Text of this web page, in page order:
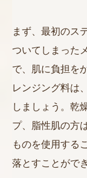
まず、最初のス
ついてしまった
で、肌に負担を
レンジング料は
しましょう。乾
プ、脂性肌の方
ものを使用する
落とすことがで